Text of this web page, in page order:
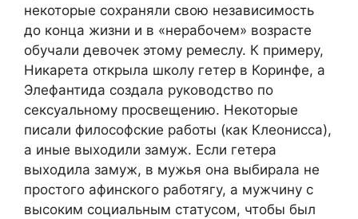
некоторые сохраняли свою независимость
до конца жизни и в «нерабочем» возрасте
обучали девочек этому ремеслу. К примеру,
Никарета открыла школу гетер в Коринфе, а
Элефантида создала руководство по
сексуальному просвещению. Некоторые
писали философские работы (как Клеонисса),
а иные выходили замуж. Если гетера
выходила замуж, в мужья она выбирала не
простого афинского работягу, а мужчину с
высоким социальным статусом, чтобы был